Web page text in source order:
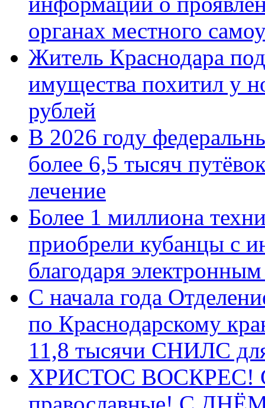
органах местного
Житель Краснодара
имущества похитил у
рублей
В 2026 году
более 6,5 тысяч
лечение
Более 1 миллиона
приобрели кубанцы с
благодаря
С начала года
по Краснодарскому
11,8 тысячи СНИЛС
ХРИСТОС ВОСКРЕС! С